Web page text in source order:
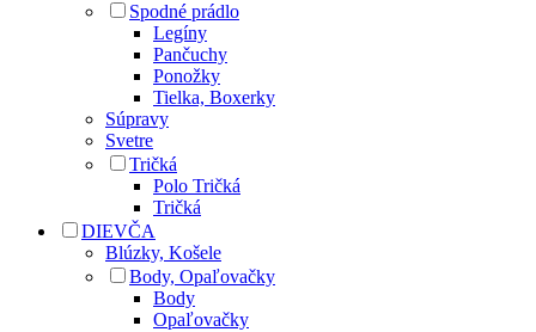
Spodné prádlo
Legíny
Pančuchy
Ponožky
Tielka, Boxerky
Súpravy
Svetre
Tričká
Polo Tričká
Tričká
DIEVČA
Blúzky, Košele
Body, Opaľovačky
Body
Opaľovačky